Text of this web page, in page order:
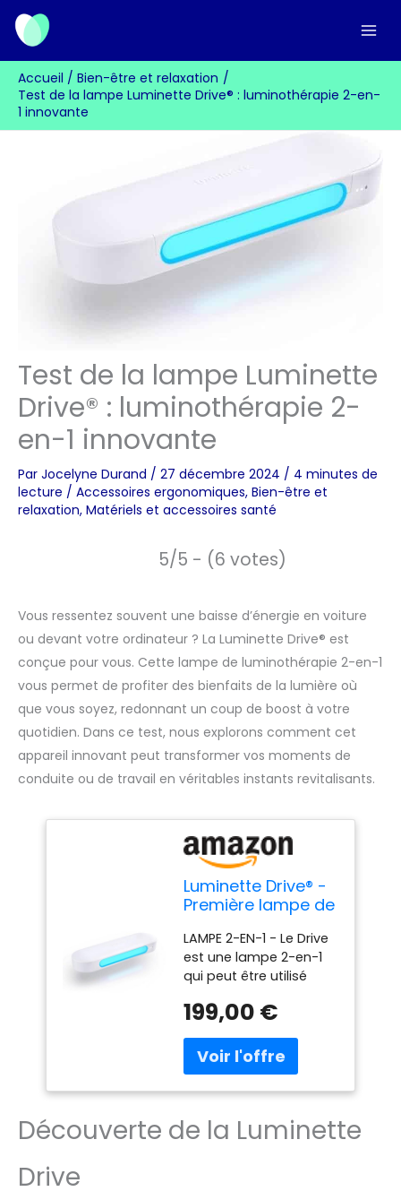
Aller
contenu
Accueil
Bien-être et relaxation
Test de la lampe Luminette Drive® : luminothérapie 2-en-
1 innovante
Test de la lampe Luminette
Drive® : luminothérapie 2-
en-1 innovante
Par Jocelyne Durand / 27 décembre 2024 / 4 minutes de
lecture / Accessoires ergonomiques, Bien-être et
relaxation, Matériels et accessoires santé
5/5 - (6 votes)
Vous ressentez souvent une baisse d’énergie en voiture
ou devant votre ordinateur ? La Luminette Drive® est
conçue pour vous. Cette lampe de luminothérapie 2-en-1
vous permet de profiter des bienfaits de la lumière où
que vous soyez, redonnant un coup de boost à votre
quotidien. Dans ce test, nous explorons comment cet
appareil innovant peut transformer vos moments de
conduite ou de travail en véritables instants revitalisants.
Luminette Drive® -
Première lampe de
en-1 - Profitez des
bienfaits de la
luminothérapie
dans votre voiture
ou devant votre
ordinateur
LAMPE 2-EN-1 - Le Drive
est une lampe 2-en-1
qui peut être utilisé
différentes : en voiture
ordinateur. EN VOITURE
- Le Drive est la seule
lampe de
permet de faire sa
199,00 €
Découverte de la Luminette
Drive